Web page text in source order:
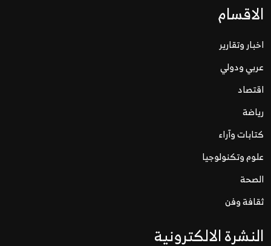
الاقسام
اخبار وتقارير
عربي ودولي
اقتصاد
رياضة
كتابات وآراء
علوم وتكنولوجيا
الصحة
ثقافة وفن
النشرة الالكترونية